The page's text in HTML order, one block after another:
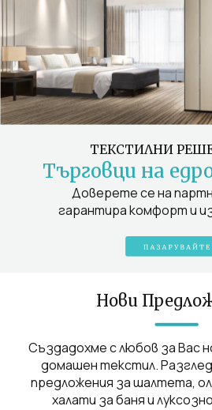
ТЕКСТИЛНИ
Търговци на
Доверете се на
гарантира комфорт и
Нови
Създадохме с любов за Вас
домашен текстил.
предложения за шалтета,
халати за баня и